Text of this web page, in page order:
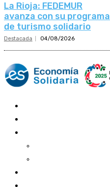
La Rioja: FEDEMUR
avanza con su programa
de turismo solidario
Destacada 04/08/2026